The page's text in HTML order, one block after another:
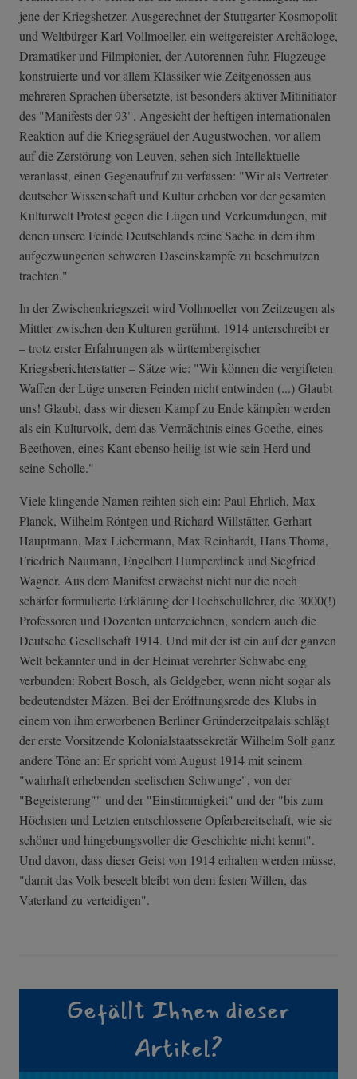
jene der Kriegshetzer. Ausgerechnet der Stuttgarter Kosmopolit
und Weltbürger Karl Vollmoeller, ein weitgereister Archäologe,
Dramatiker und Filmpionier, der Autorennen fuhr, Flugzeuge
konstruierte und vor allem Klassiker wie Zeitgenossen aus
mehreren Sprachen übersetzte, ist besonders aktiver Mitinitiator
des "Manifests der 93". Angesicht der heftigen internationalen
Reaktion auf die Kriegsgräuel der Augustwochen, vor allem
auf die Zerstörung von Leuven, sehen sich Intellektuelle
veranlasst, einen Gegenaufruf zu verfassen: "Wir als Vertreter
deutscher Wissenschaft und Kultur erheben vor der gesamten
Kulturwelt Protest gegen die Lügen und Verleumdungen, mit
denen unsere Feinde Deutschlands reine Sache in dem ihm
aufgezwungenen schweren Daseinskampfe zu beschmutzen
trachten."
In der Zwischenkriegszeit wird Vollmoeller von Zeitzeugen als
Mittler zwischen den Kulturen gerühmt. 1914 unterschreibt er
– trotz erster Erfahrungen als württembergischer
Kriegsberichterstatter – Sätze wie: "Wir können die vergifteten
Waffen der Lüge unseren Feinden nicht entwinden (...) Glaubt
uns! Glaubt, dass wir diesen Kampf zu Ende kämpfen werden
als ein Kulturvolk, dem das Vermächtnis eines Goethe, eines
Beethoven, eines Kant ebenso heilig ist wie sein Herd und
seine Scholle."
Viele klingende Namen reihten sich ein: Paul Ehrlich, Max
Planck, Wilhelm Röntgen und Richard Willstätter, Gerhart
Hauptmann, Max Liebermann, Max Reinhardt, Hans Thoma,
Friedrich Naumann, Engelbert Humperdinck und Siegfried
Wagner. Aus dem Manifest erwächst nicht nur die noch
schärfer formulierte Erklärung der Hochschullehrer, die 3000(!)
Professoren und Dozenten unterzeichnen, sondern auch die
Deutsche Gesellschaft 1914. Und mit der ist ein auf der ganzen
Welt bekannter und in der Heimat verehrter Schwabe eng
verbunden: Robert Bosch, als Geldgeber, wenn nicht sogar als
bedeutendster Mäzen. Bei der Eröffnungsrede des Klubs in
einem von ihm erworbenen Berliner Gründerzeitpalais schlägt
der erste Vorsitzende Kolonialstaatssekretär Wilhelm Solf ganz
andere Töne an: Er spricht vom August 1914 mit seinem
"wahrhaft erhebenden seelischen Schwunge", von der
"Begeisterung"" und der "Einstimmigkeit" und der "bis zum
Höchsten und Letzten entschlossene Opferbereitschaft, wie sie
schöner und hingebungsvoller die Geschichte nicht kennt".
Und davon, dass dieser Geist von 1914 erhalten werden müsse,
"damit das Volk beseelt bleibt von dem festen Willen, das
Vaterland zu verteidigen".
Gefällt Ihnen dieser
Artikel?